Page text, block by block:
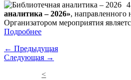
аналитика – 2026», направленного
Организатором мероприятия
Подробнее
← Предыдущая
Следующая →
<